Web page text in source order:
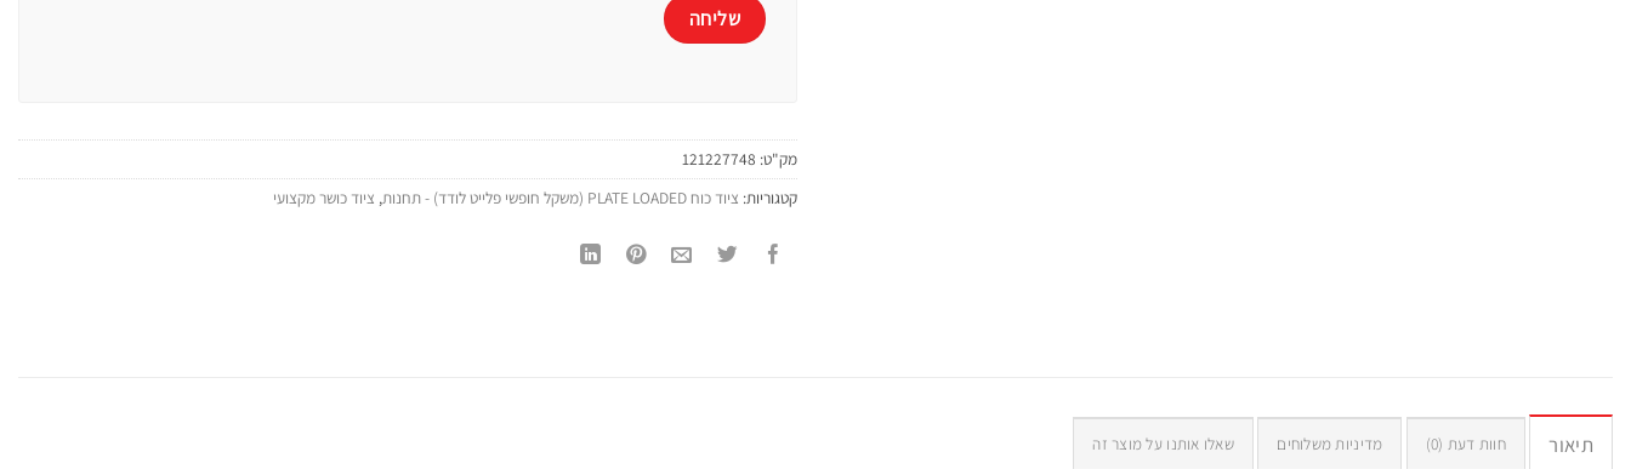
מק"ט: 121227748
קטגוריות: ציוד כוח PLATE LOADED (משקל חופשי פלייט לודד) - תחנות , ציוד כושר מקצועי
תיאור חוות דעת (0) מדיניות משלוחים שאלו אותנו על מוצר זה